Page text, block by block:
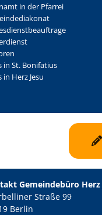
in der Pfarrei
in St. Bonifatius
in Herz Jesu
Gemeindebüro Herz
Straße 99
Berlin